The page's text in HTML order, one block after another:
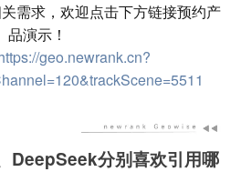
需求，欢迎点击下方链接预约产
品演示！
geo.newrank.cn?
DeepSeek分别喜欢引用哪